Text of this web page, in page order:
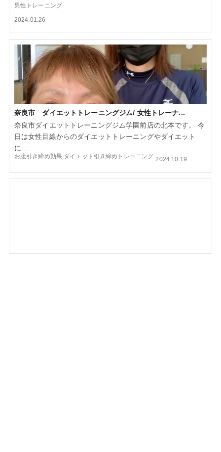
男性トレーニング
2024.01.26
奈良市 ダイエットトレーニングジム/ 女性トレーナ...
奈良市ダイエットトレーニングジム学園前店の北本です。 今
日は女性目線からのダイエットトレーニングやダイエット
に...
お腹引き締め効果 ダイエット引き締めトレーニング 2024.10.19